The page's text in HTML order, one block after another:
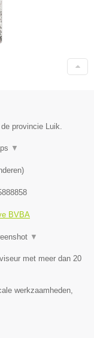
provincie Luik.
▼
)
BVBA
▼
met meer dan 20
werkzaamheden,